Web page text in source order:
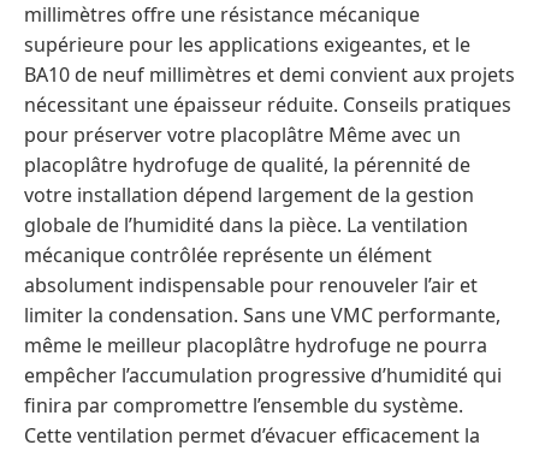
millimètres offre une résistance mécanique
supérieure pour les applications exigeantes, et le
BA10 de neuf millimètres et demi convient aux projets
nécessitant une épaisseur réduite. Conseils pratiques
pour préserver votre placoplâtre Même avec un
placoplâtre hydrofuge de qualité, la pérennité de
votre installation dépend largement de la gestion
globale de l’humidité dans la pièce. La ventilation
mécanique contrôlée représente un élément
absolument indispensable pour renouveler l’air et
limiter la condensation. Sans une VMC performante,
même le meilleur placoplâtre hydrofuge ne pourra
empêcher l’accumulation progressive d’humidité qui
finira par compromettre l’ensemble du système.
Cette ventilation permet d’évacuer efficacement la